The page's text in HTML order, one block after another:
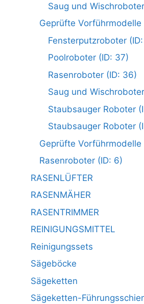
Saug und
Geprüfte Vorführmodelle
Fensterputzroboter
Poolroboter (ID: 37)
Rasenroboter (ID: 36)
Saug und
Staubsauger Roboter
Staubsauger Roboter
Geprüfte Vorführmodelle
Rasenroboter (ID: 6)
RASENLÜFTER
RASENMÄHER
RASENTRIMMER
REINIGUNGSMITTEL
Reinigungssets
Sägeböcke
Sägeketten
Sägeketten-